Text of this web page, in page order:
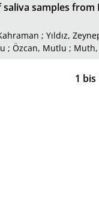
samples
;Yıldız,
; Özcan, Mutlu ;
1 bis